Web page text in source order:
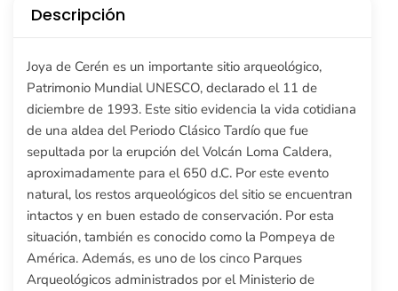
Descripción
Joya de Cerén es un importante sitio arqueológico,
Patrimonio Mundial UNESCO, declarado el 11 de
diciembre de 1993. Este sitio evidencia la vida cotidiana
de una aldea del Periodo Clásico Tardío que fue
sepultada por la erupción del Volcán Loma Caldera,
aproximadamente para el 650 d.C. Por este evento
natural, los restos arqueológicos del sitio se encuentran
intactos y en buen estado de conservación. Por esta
situación, también es conocido como la Pompeya de
América. Además, es uno de los cinco Parques
Arqueológicos administrados por el Ministerio de